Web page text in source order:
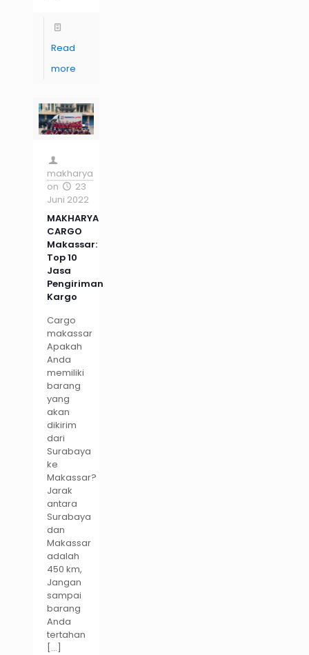
Read
more
makharya
on
23
Juni 2022
MAKHARYA
CARGO
Makassar:
Top 10
Jasa
Pengiriman
Kargo
Cargo
makassar
Apakah
Anda
memiliki
barang
yang
akan
dikirim
dari
Surabaya
ke
Makassar?
Jarak
antara
Surabaya
dan
Makassar
adalah
450 km,
Jangan
sampai
barang
Anda
tertahan
[…]